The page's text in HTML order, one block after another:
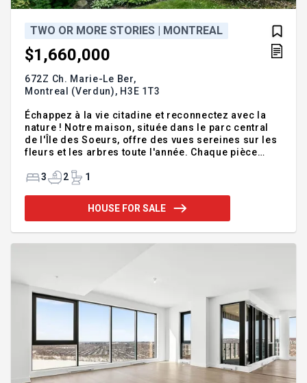
TWO OR MORE STORIES | MONTREAL
$1,660,000
672Z Ch. Marie-Le Ber,
Montreal (Verdun), H3E 1T3
Échappez à la vie citadine et reconnectez avec la
nature ! Notre maison, située dans le parc central
de l'Île des Soeurs, offre des vues sereines sur les
fleurs et les arbres toute l'année. Chaque pièce
offrant ainsi un paysage magnifique. Réveillez-
fleurs, et profitez des vues nocturnes
impressionnantes et du ciel étoilé. Grâce au
3 2 1
HOUSE FOR SALE